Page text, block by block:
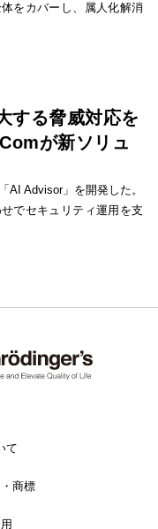
をカバーし、属人化解消
する脅威対応を
が新ソリュ
AI Advisor」を開発した。
でセキュリティ運用を支
て
商標